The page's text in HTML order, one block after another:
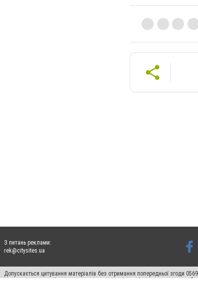
З питань реклами:
rek@citysites.ua
Допускається цитування матеріалів без отримання попередньої згоди
пошукових систем гіперпосилання на цитовані статті не нижче другого